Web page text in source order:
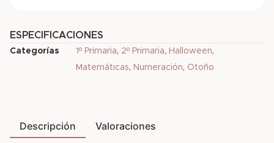
ESPECIFICACIONES
Categorías 1º Primaria, 2º Primaria, Halloween,
Matemáticas, Numeración, Otoño
Descripción Valoraciones